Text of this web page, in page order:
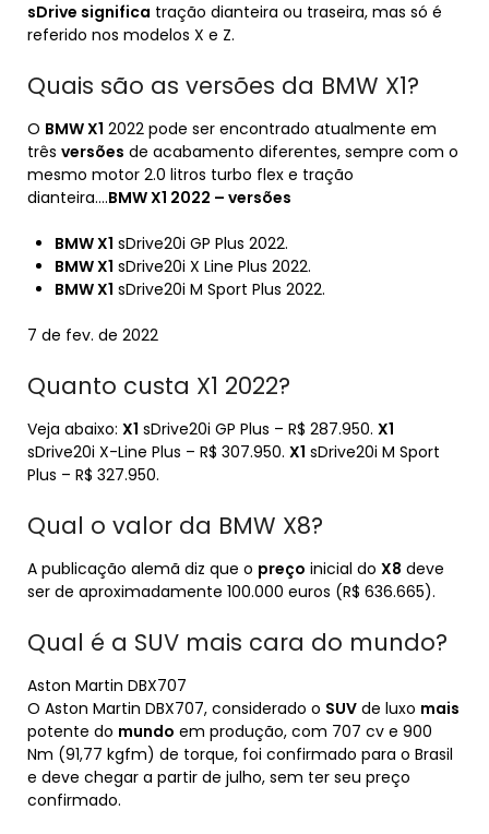
sDrive significa tração dianteira ou traseira, mas só é
referido nos modelos X e Z.
Quais são as versões da BMW X1?
O BMW X1 2022 pode ser encontrado atualmente em
três versões de acabamento diferentes, sempre com o
mesmo motor 2.0 litros turbo flex e tração
dianteira….BMW X1 2022 – versões
BMW X1 sDrive20i GP Plus 2022.
BMW X1 sDrive20i X Line Plus 2022.
BMW X1 sDrive20i M Sport Plus 2022.
7 de fev. de 2022
Quanto custa X1 2022?
Veja abaixo: X1 sDrive20i GP Plus – R$ 287.950. X1
sDrive20i X-Line Plus – R$ 307.950. X1 sDrive20i M Sport
Plus – R$ 327.950.
Qual o valor da BMW X8?
A publicação alemã diz que o preço inicial do X8 deve
ser de aproximadamente 100.000 euros (R$ 636.665).
Qual é a SUV mais cara do mundo?
Aston Martin DBX707
O Aston Martin DBX707, considerado o SUV de luxo mais
potente do mundo em produção, com 707 cv e 900
Nm (91,77 kgfm) de torque, foi confirmado para o Brasil
e deve chegar a partir de julho, sem ter seu preço
confirmado.